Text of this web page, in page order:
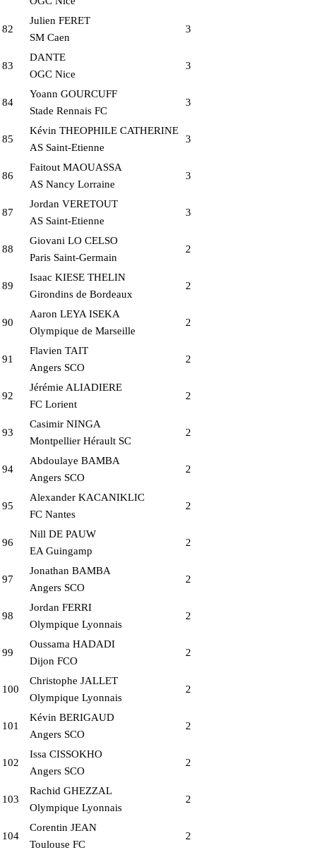
82
Julien FERET
SM Caen
3
83
DANTE
OGC Nice
3
84
Yoann GOURCUFF
Stade Rennais FC
3
85
Kévin THEOPHILE CATHERINE
AS Saint-Etienne
3
86
Faitout MAOUASSA
AS Nancy Lorraine
3
87
Jordan VERETOUT
AS Saint-Etienne
3
88
Giovani LO CELSO
Paris Saint-Germain
2
89
Isaac KIESE THELIN
Girondins de Bordeaux
2
90
Aaron LEYA ISEKA
Olympique de Marseille
2
91
Flavien TAIT
Angers SCO
2
92
Jérémie ALIADIERE
FC Lorient
2
93
Casimir NINGA
Montpellier Hérault SC
2
94
Abdoulaye BAMBA
Angers SCO
2
95
Alexander KACANIKLIC
FC Nantes
2
96
Nill DE PAUW
EA Guingamp
2
97
Jonathan BAMBA
Angers SCO
2
98
Jordan FERRI
Olympique Lyonnais
2
99
Oussama HADADI
Dijon FCO
2
100
Christophe JALLET
Olympique Lyonnais
2
101
Kévin BERIGAUD
Angers SCO
2
102
Issa CISSOKHO
Angers SCO
2
103
Rachid GHEZZAL
Olympique Lyonnais
2
104
Corentin JEAN
Toulouse FC
2